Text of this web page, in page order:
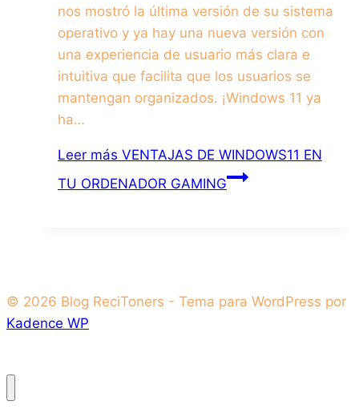
nos mostró la última versión de su sistema
operativo y ya hay una nueva versión con
una experiencia de usuario más clara e
intuitiva que facilita que los usuarios se
mantengan organizados. ¡Windows 11 ya
ha…
Leer más VENTAJAS DE WINDOWS11 EN
TU ORDENADOR GAMING
© 2026 Blog ReciToners - Tema para WordPress por
Kadence WP